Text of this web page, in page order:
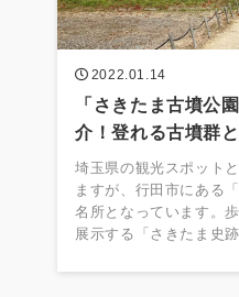
2022.01.14
「さきたま古墳公
介！登れる古墳群
埼玉県の観光スポット
ますが、行田市にある
名所となっています。
展示する「さきたま史